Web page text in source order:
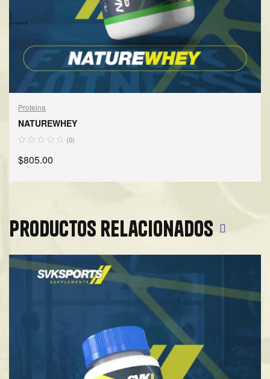
Proteina
NATUREWHEY
(0)
$805.00
Productos relacionados